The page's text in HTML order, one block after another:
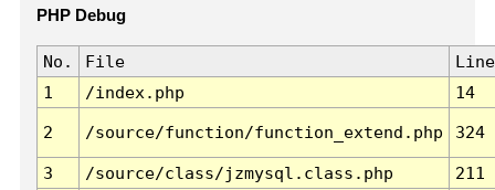
PHP Debug
No. File
Line
1
/index.php 14
2 /source/function/function_extend.php 324
3 /source/class/jzmysql.class.php
211